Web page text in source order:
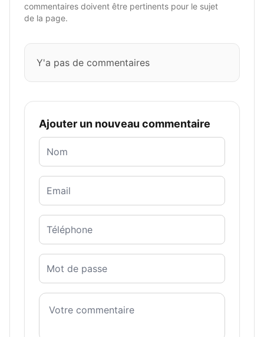
commentaires doivent être pertinents pour le sujet
de la page.
Y'a pas de commentaires
Ajouter un nouveau commentaire